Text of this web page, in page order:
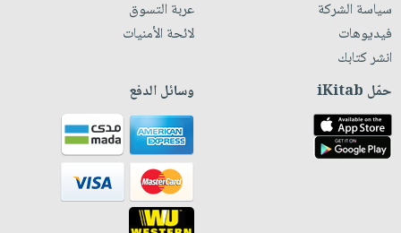
سياسة الشركة
فيديوهات
انشر كتابك
عربة التسوق
لائحة الأمنيات
حمّل iKitab وسائل الدفع